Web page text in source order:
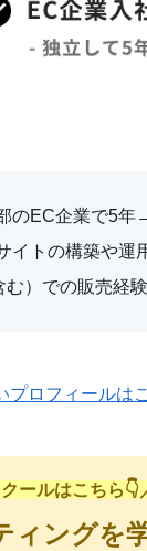
のEC企業で5
トの構築や運
）での販売経験
プロフィールは
ールはこちら👇
ィングを